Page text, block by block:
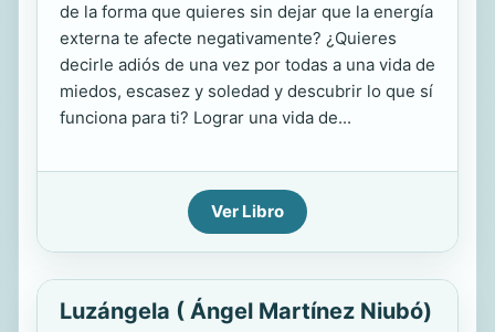
de la forma que quieres sin dejar que la energía
externa te afecte negativamente? ¿Quieres
decirle adiós de una vez por todas a una vida de
miedos, escasez y soledad y descubrir lo que sí
funciona para ti? Lograr una vida de...
Ver Libro
Luzángela ( Ángel Martínez Niubó)